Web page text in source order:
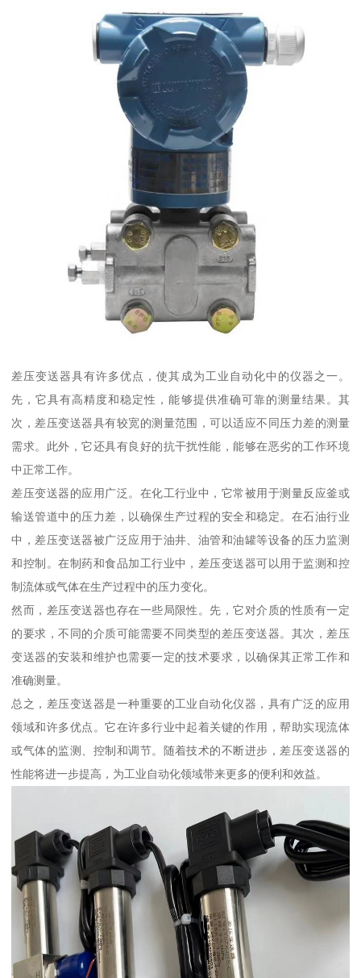
差压变送器具有许多优点，使其成为工业自动化中的仪器之一。
先，它具有高精度和稳定性，能够提供准确可靠的测量结果。其
次，差压变送器具有较宽的测量范围，可以适应不同压力差的测量
需求。此外，它还具有良好的抗干扰性能，能够在恶劣的工作环境
中正常工作。
差压变送器的应用广泛。在化工行业中，它常被用于测量反应釜或
输送管道中的压力差，以确保生产过程的安全和稳定。在石油行业
中，差压变送器被广泛应用于油井、油管和油罐等设备的压力监测
和控制。在制药和食品加工行业中，差压变送器可以用于监测和控
制流体或气体在生产过程中的压力变化。
然而，差压变送器也存在一些局限性。先，它对介质的性质有一定
的要求，不同的介质可能需要不同类型的差压变送器。其次，差压
变送器的安装和维护也需要一定的技术要求，以确保其正常工作和
准确测量。
总之，差压变送器是一种重要的工业自动化仪器，具有广泛的应用
领域和许多优点。它在许多行业中起着关键的作用，帮助实现流体
或气体的监测、控制和调节。随着技术的不断进步，差压变送器的
性能将进一步提高，为工业自动化领域带来更多的便利和效益。